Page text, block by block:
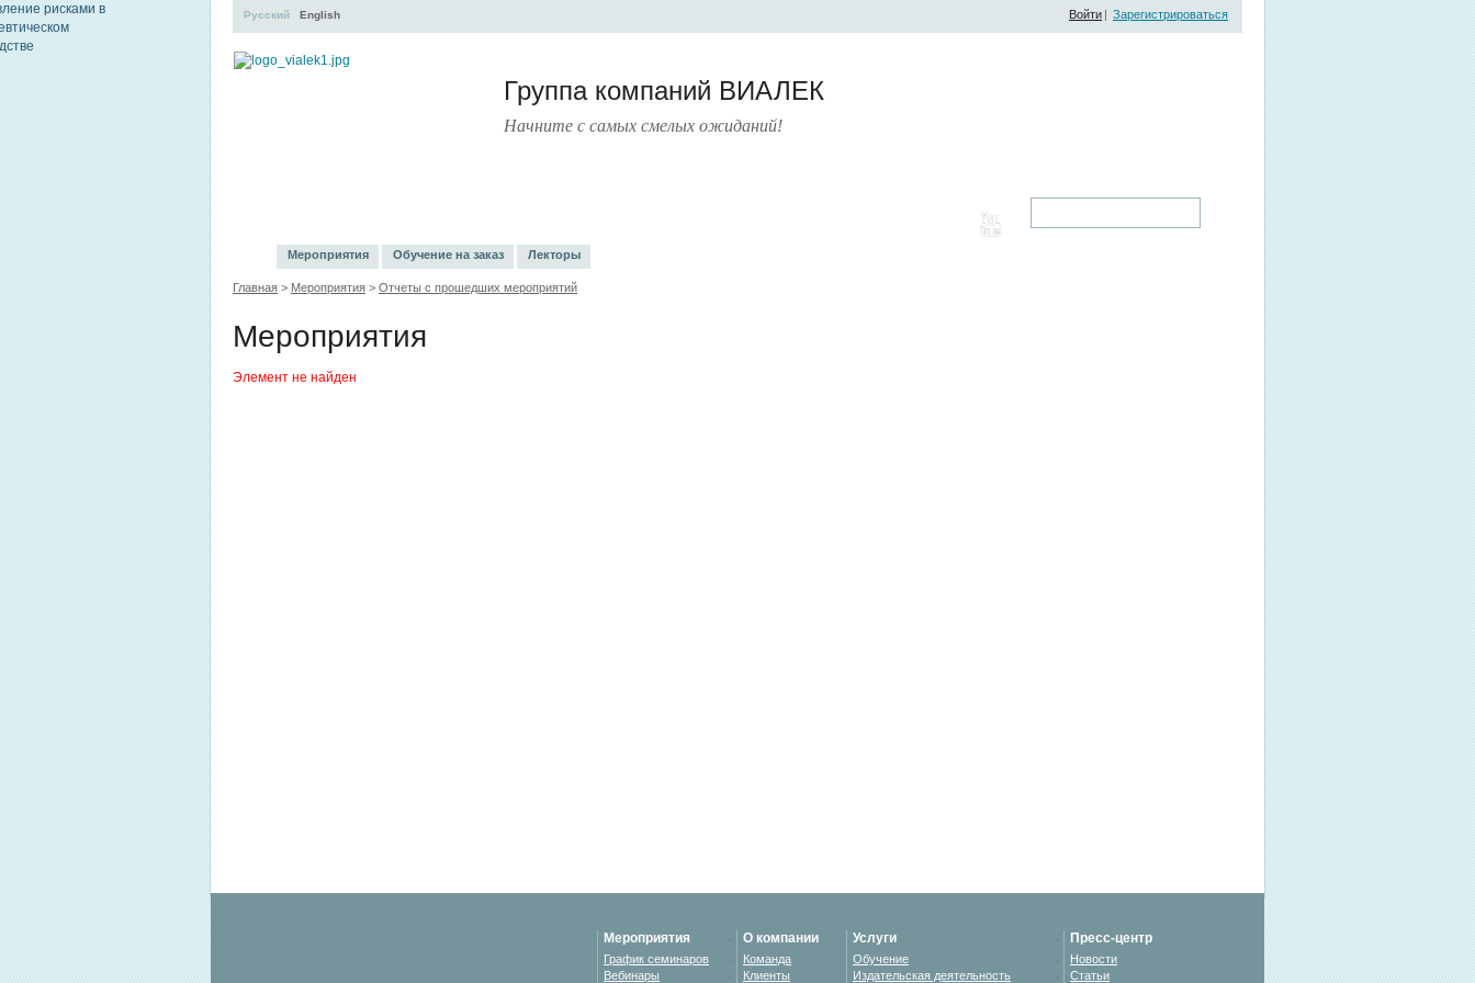
Группа компаний ВИАЛЕК
Начните с самых смелых ожиданий!
Русский English Войти | Зарегистрироваться
Мероприятия Обучение на заказ Лекторы
Главная > Мероприятия > Отчеты с прошедших мероприятий
Мероприятия
Элемент не найден
Мероприятия
График семинаров
Вебинары
О компании
Команда
Клиенты
Услуги
Обучение
Издательская деятельность
Пресс-центр
Новости
Статьи